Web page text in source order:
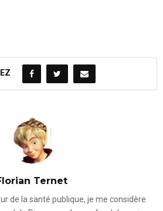
Ternet
de la santé publique, je me considère